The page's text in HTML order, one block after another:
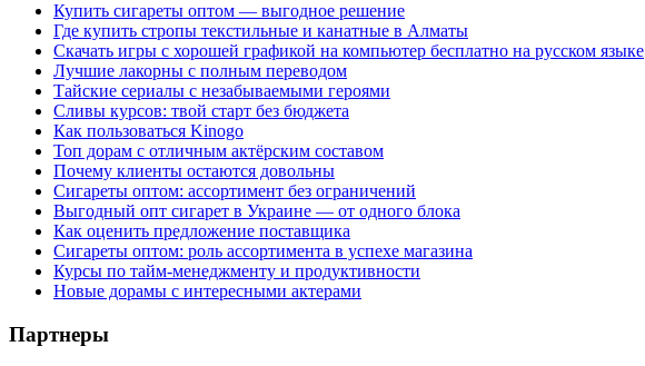
Купить сигареты оптом — выгодное решение
Где купить стропы текстильные и канатные в Алматы
Скачать игры с хорошей графикой на компьютер бесплатно на русском языке
Лучшие лакорны с полным переводом
Тайские сериалы с незабываемыми героями
Сливы курсов: твой старт без бюджета
Как пользоваться Kinogo
Топ дорам с отличным актёрским составом
Почему клиенты остаются довольны
Сигареты оптом: ассортимент без ограничений
Выгодный опт сигарет в Украине — от одного блока
Как оценить предложение поставщика
Сигареты оптом: роль ассортимента в успехе магазина
Курсы по тайм-менеджменту и продуктивности
Новые дорамы с интересными актерами
Партнеры